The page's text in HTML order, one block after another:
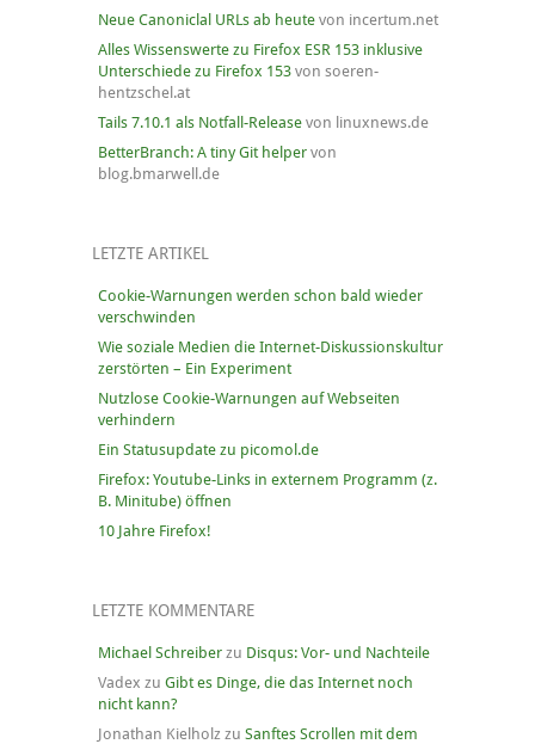
Neue Canoniclal URLs ab heutevon incertum.net
Alles Wissenswerte zu Firefox ESR 153 inklusive
Unterschiede zu Firefox 153von soeren-
hentzschel.at
Tails 7.10.1 als Notfall-Releasevon linuxnews.de
BetterBranch: A tiny Git helpervon
blog.bmarwell.de
LETZTE ARTIKEL
Cookie-Warnungen werden schon bald wieder
verschwinden
Wie soziale Medien die Internet-Diskussionskultur
zerstörten – Ein Experiment
Nutzlose Cookie-Warnungen auf Webseiten
verhindern
Ein Statusupdate zu picomol.de
Firefox: Youtube-Links in externem Programm (z.
B. Minitube) öffnen
10 Jahre Firefox!
LETZTE KOMMENTARE
Michael Schreiberzu Disqus: Vor- und Nachteile
Vadex zu Gibt es Dinge, die das Internet noch
nicht kann?
Jonathan Kielholz zu Sanftes Scrollen mit dem